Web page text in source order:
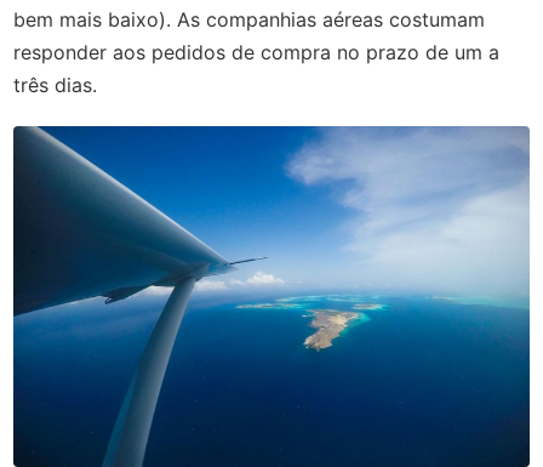
bem mais baixo). As companhias aéreas costumam
responder aos pedidos de compra no prazo de um a
três dias.